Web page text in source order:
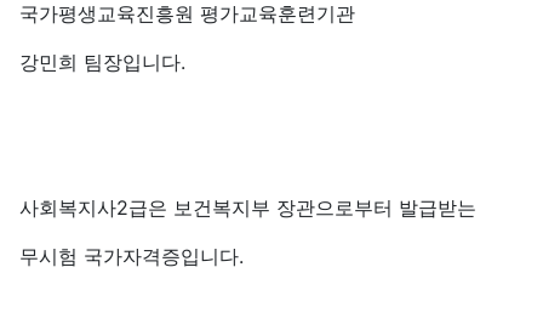
국가평생교육진흥원 평가교육훈련기관
강민희 팀장입니다.
사회복지사2급은 보건복지부 장관으로부터 발급받는
무시험 국가자격증입니다.